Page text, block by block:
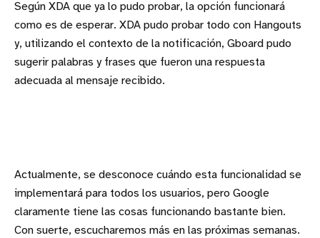
Según XDA que ya lo pudo probar, la opción funcionará
como es de esperar. XDA pudo probar todo con Hangouts
y, utilizando el contexto de la notificación, Gboard pudo
sugerir palabras y frases que fueron una respuesta
adecuada al mensaje recibido.
Actualmente, se desconoce cuándo esta funcionalidad se
implementará para todos los usuarios, pero Google
claramente tiene las cosas funcionando bastante bien.
Con suerte, escucharemos más en las próximas semanas.